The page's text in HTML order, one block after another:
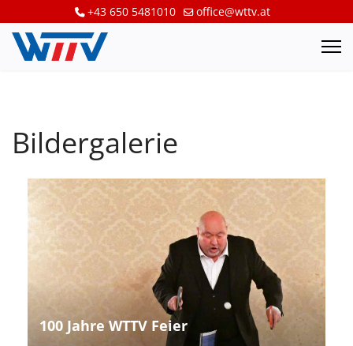
+43 650 5481010 office@wttv.at
Bildergalerie
100 Jahre WTTV Feier